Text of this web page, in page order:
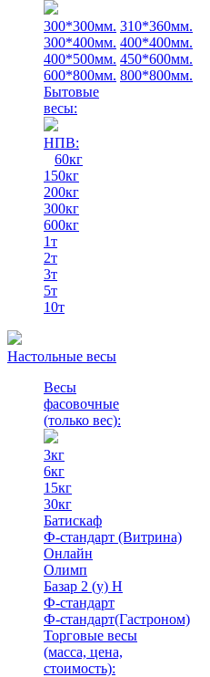
300*300мм. 310*360мм.
300*400мм. 400*400мм.
400*500мм. 450*600мм.
600*800мм. 800*800мм.
Бытовые
весы:
НПВ:
60кг
150кг
200кг
300кг
600кг
1т
2т
3т
5т
10т
Настольные весы
Весы
фасовочные
(только вес):
3кг
6кг
15кг
30кг
Батискаф
Ф-стандарт (Витрина)
Онлайн
Олимп
Базар 2 (у) Н
Ф-стандарт
Ф-стандарт(Гастроном)
Торговые весы
(масса, цена,
стоимость):